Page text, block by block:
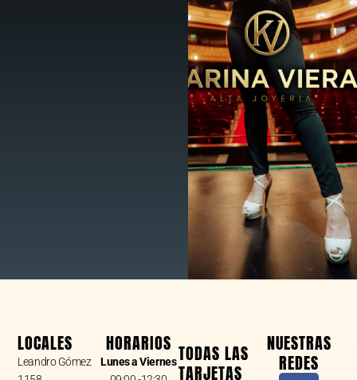
LOCALES
Leandro Gómez
HORARIOS
Lunes a ViernesTODAS LAS
TARJETAS
NUESTRAS
REDES